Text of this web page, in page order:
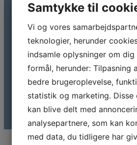
Samtykke til
Vi og vores
teknologier, herunder
indsamle oplysninger om
formål, herunder: Tilpasning
bedre brugeroplevelse,
statistik og marketing. Disse
kan blive delt med
analysepartnere, som kan
med data, du tidligere har